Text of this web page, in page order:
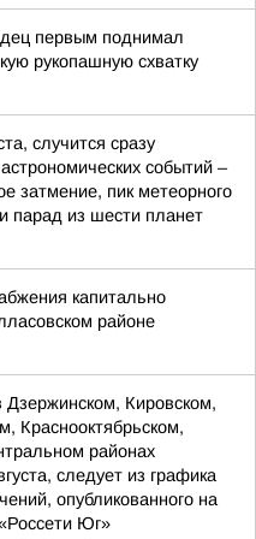
первым поднимал
рукопашную схватку
случится сразу
событий –
затмение, пик метеорного
парад из шести планет
капитально
районе
Дзержинском, Кировском,
Краснооктябрьском,
районах
следует из графика
опубликованного на
Юг»